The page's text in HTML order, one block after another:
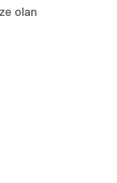
olan